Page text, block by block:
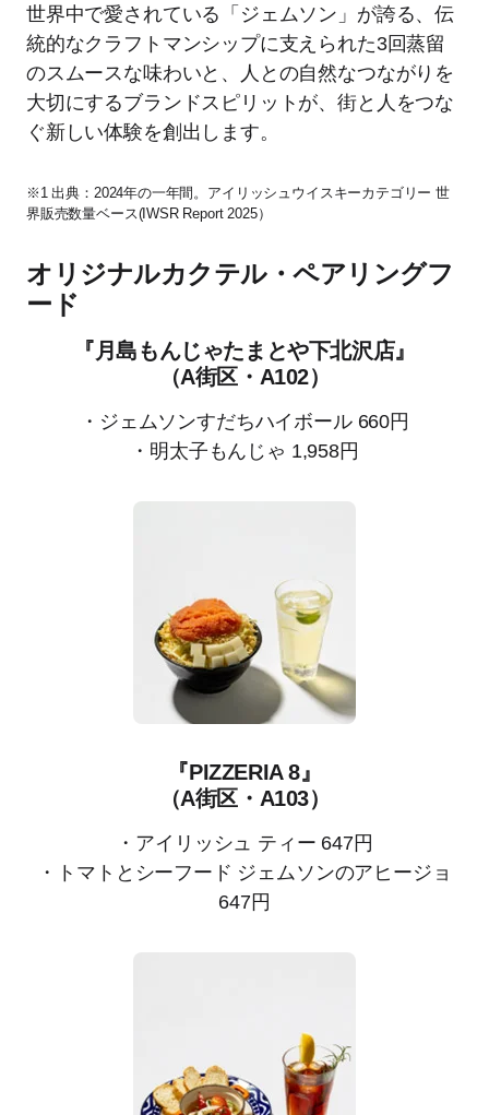
世界中で愛されている「ジェムソン」が誇る、伝
統的なクラフトマンシップに支えられた3回蒸留
のスムースな味わいと、人との自然なつながりを
大切にするブランドスピリットが、街と人をつな
ぐ新しい体験を創出します。
※1 出典：2024年の一年間。アイリッシュウイスキーカテゴリー 世
界販売数量ベース(IWSR Report 2025）
オリジナルカクテル・ペアリングフ
ード
『月島もんじゃたまとや下北沢店』
（A街区・A102）
・ジェムソンすだちハイボール 660円
・明太子もんじゃ 1,958円
『PIZZERIA 8』
（A街区・A103）
・アイリッシュ ティー 647円
・トマトとシーフード ジェムソンのアヒージョ
647円